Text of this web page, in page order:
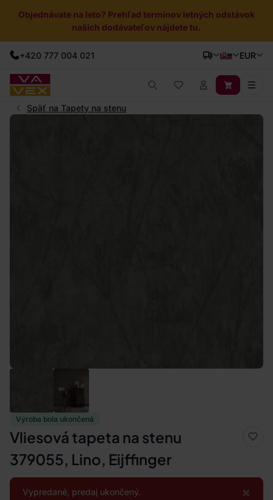
Objednávate na leto? Prehľad termínov letných odstávok
našich dodávateľov nájdete tu.
+420 777 004 021 EUR
Späť na Tapety na stenu
Výroba bola ukončená
Vliesová tapeta na stenu
379055, Lino, Eijffinger
×
Vypredané, predaj ukončený.